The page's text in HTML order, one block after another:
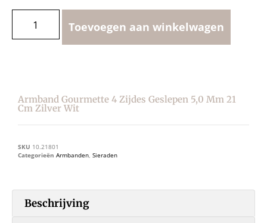
Toevoegen aan winkelwagen
Armband Gourmette 4 Zijdes Geslepen 5,0 Mm 21
Cm Zilver Wit
SKU 10.21801
Categorieën Armbanden, Sieraden
Beschrijving